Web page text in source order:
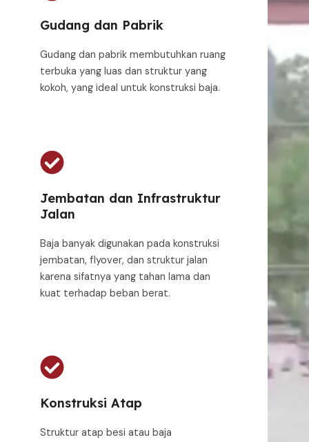
Gudang dan Pabrik
Gudang dan pabrik membutuhkan ruang
terbuka yang luas dan struktur yang
kokoh, yang ideal untuk konstruksi baja.
Jembatan dan Infrastruktur
Jalan
Baja banyak digunakan pada konstruksi
jembatan, flyover, dan struktur jalan
karena sifatnya yang tahan lama dan
kuat terhadap beban berat.
Konstruksi Atap
Struktur atap besi atau baja